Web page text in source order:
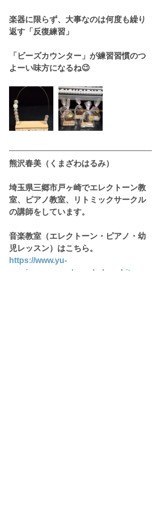
楽器に限らず、大事なのは何度も繰り
返す「反復練習」
「ビーズカウンター」が練習習慣のつ
よーい味方になるね😉
熊沢春美（くまざわはるみ）
埼玉県三郷市戸ヶ崎でエレクトーン教
室、ピアノ教室、リトミックサークル
の講師をしています。
音楽教室（エレクトーン・ピアノ・幼
児レッスン）はこちら。
https://www.yu-
musicroom.com/ongakukyoshitsu